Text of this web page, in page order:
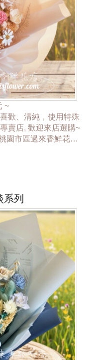
~
歡、清純，使用特殊
賣店, 歡迎來店選購~
園市區過來香鮮花店
的您傳達祝福，傳達
到花禮的幸福
實際狀況調整配置***
列